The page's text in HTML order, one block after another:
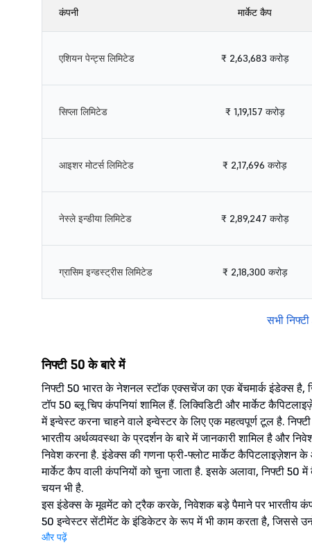
कंपनी मार्केट कैप
एशियन पेन्ट्स लिमिटेड ₹ 2,63,683 करोड़
सिप्ला लिमिटेड ₹ 1,19,157 करोड़
आइशर मोटर्स लिमिटेड ₹ 2,17,696 करोड़
नेस्ले इन्डीया लिमिटेड ₹ 2,89,247 करोड़
ग्रासिम इन्डस्ट्रीस लिमिटेड ₹ 2,18,300 करोड़
सभी
निफ्टी 50 के बारे में
निफ्टी 50 भारत के नेशनल स्टॉक एक्सचेंज का एक बेंचमार्क इंडेक्स
टॉप 50 ब्लू चिप कंपनियां शामिल हैं. लिक्विडिटी और मार्केट
में इन्वेस्ट करना चाहने वाले इन्वेस्टर के लिए एक महत्वपूर्ण टूल है.
भारतीय अर्थव्यवस्था के प्रदर्शन के बारे में जानकारी शामिल है और
निवेश करना है. इंडेक्स की गणना फ्री-फ्लोट मार्केट
मार्केट कैप वाली कंपनियों को चुना जाता है. इसके अलावा, निफ्टी 50
चयन भी है.
इस इंडेक्स के मूवमेंट को ट्रैक करके, निवेशक बड़े पैमाने पर भारतीय
50 इन्वेस्टर सेंटीमेंट के इंडिकेटर के रूप में भी काम करता है, जिससे
और पढ़ें